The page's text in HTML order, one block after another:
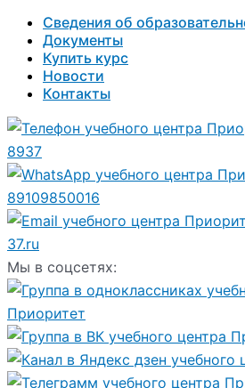
Сведения об
Документы
Купить курс
Новости
Контакты
8937
89109850016
37.ru
Мы в соцсетях: